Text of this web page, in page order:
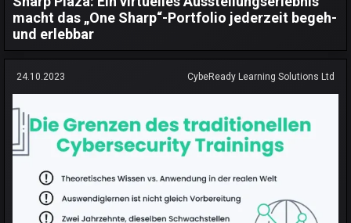
macht das „One Sharp“-Portfolio jederzeit begeh-
und erlebbar
24.10.2023 CybeReady Learning Solutions Ltd